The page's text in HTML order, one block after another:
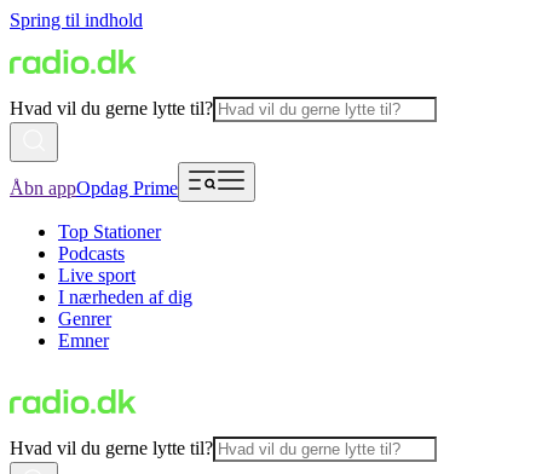
Spring til indhold
Hvad vil du gerne lytte til?
Åbn appOpdag Prime
Top Stationer
Podcasts
Live sport
I nærheden af dig
Genrer
Emner
Hvad vil du gerne lytte til?